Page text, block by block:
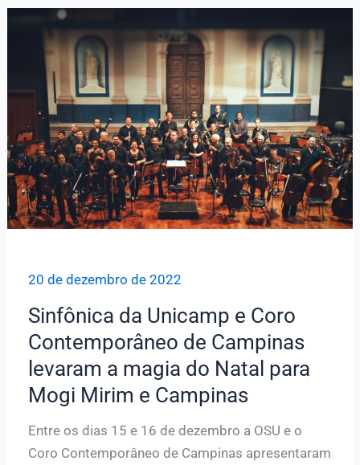
Campinas
realizam
concerto
Natal
no
auditório
da
FCM
20 de dezembro de 2022
Sinfônica da Unicamp e Coro
Contemporâneo de Campinas
levaram a magia do Natal para
Mogi Mirim e Campinas
Entre os dias 15 e 16 de dezembro a OSU e o
Coro Contemporâneo de Campinas apresentaram